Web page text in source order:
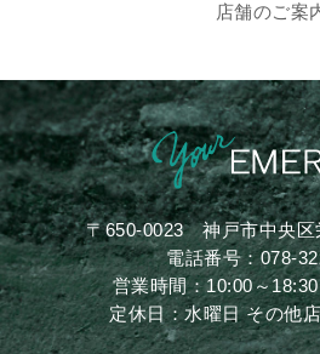
店舗のご案
〒650-0023神戸市中央
電話番号：078-
営業時間：10:00～
定休日：水曜日 その他